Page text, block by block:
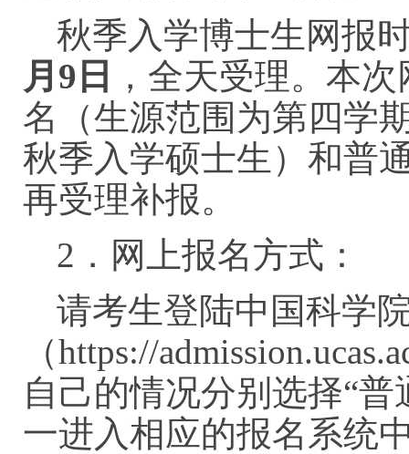
秋季入学博士生网报
月9日
，全天受理。本
名（生源范围为第四学
秋季入学硕士生）和普
再受理补报。
2．网上报名方式：
请考生登陆中国科学
（https://
自己的情况分别选择“
一进入相应的报名系统